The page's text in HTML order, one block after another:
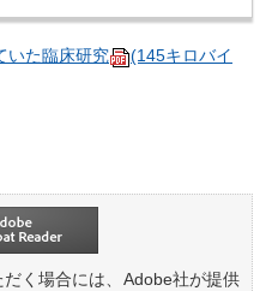
た臨床研究
(145キロバイ
く場合には、Adobe社が提供